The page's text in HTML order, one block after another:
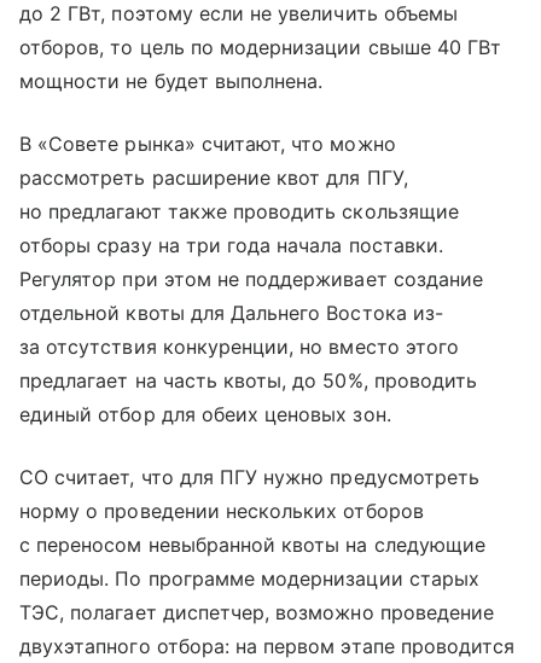
до 2 ГВт, поэтому если не увеличить объемы
отборов, то цель по модернизации свыше 40 ГВт
мощности не будет выполнена.
В «Совете рынка» считают, что можно
рассмотреть расширение квот для ПГУ,
но предлагают также проводить скользящие
отборы сразу на три года начала поставки.
Регулятор при этом не поддерживает создание
отдельной квоты для Дальнего Востока из-
за отсутствия конкуренции, но вместо этого
предлагает на часть квоты, до 50%, проводить
единый отбор для обеих ценовых зон.
СО считает, что для ПГУ нужно предусмотреть
норму о проведении нескольких отборов
с переносом невыбранной квоты на следующие
периоды. По программе модернизации старых
ТЭС, полагает диспетчер, возможно проведение
двухэтапного отбора: на первом этапе проводится